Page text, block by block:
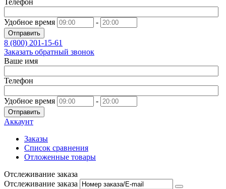
Телефон
Удобное время -
Отправить
8 (800) 201-15-61
Заказать обратный звонок
Ваше имя
Телефон
Удобное время -
Отправить
Аккаунт
Заказы
Список сравнения
Отложенные товары
Отслеживание заказа
Отслеживание заказа